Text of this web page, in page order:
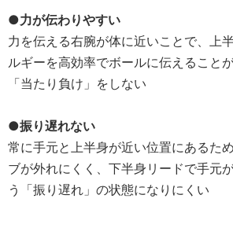
●力が伝わりやすい
力を伝える右腕が体に近いことで、上
ルギーを高効率でボールに伝えること
「当たり負け」をしない
●振り遅れない
常に手元と上半身が近い位置にあるた
ブが外れにくく、下半身リードで手元
う「振り遅れ」の状態になりにくい